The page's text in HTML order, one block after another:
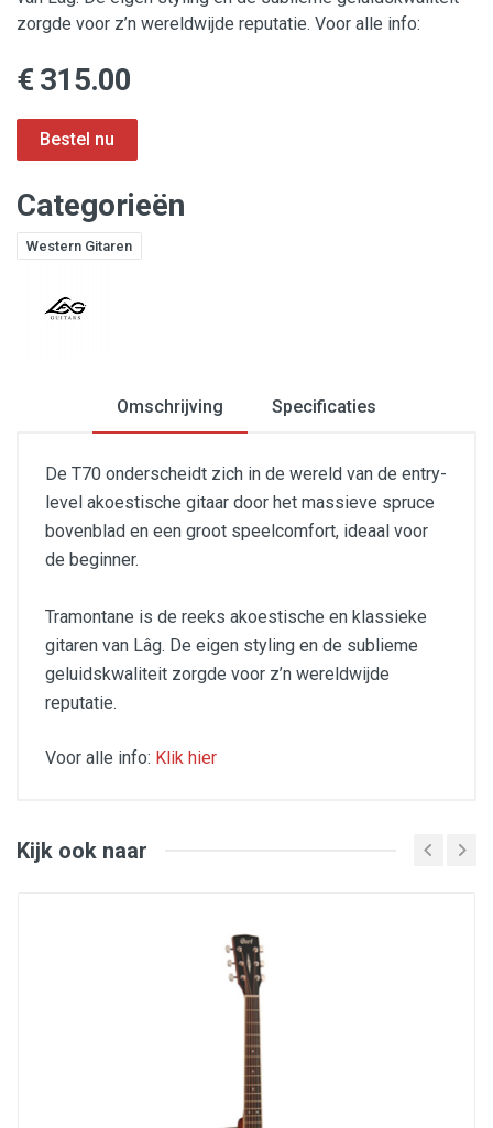
zorgde voor z’n wereldwijde reputatie. Voor alle info:
€ 315.00
Categorieën
Western Gitaren
Omschrijving Specificaties
De T70 onderscheidt zich in de wereld van de entry-
level akoestische gitaar door het massieve spruce
bovenblad en een groot speelcomfort, ideaal voor
de beginner.
Tramontane is de reeks akoestische en klassieke
gitaren van Lâg. De eigen styling en de sublieme
geluidskwaliteit zorgde voor z’n wereldwijde
reputatie.
Voor alle info: Klik hier
Aantal frets : 20
Bovenblad : Massieve Engelmann Spruce
Categorie : Elektro-akoestische folk
Elektronica : DirectLâg GT2 (Volume, égaliseur 3-
bandes, accordeur, phase)
Hardware : satijnzwart
Kop : Brown BrankoWood
Kijk ook naar